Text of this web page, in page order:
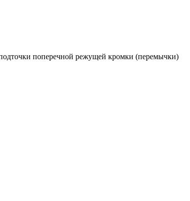
подточки поперечной режущей кромки (перемычки)